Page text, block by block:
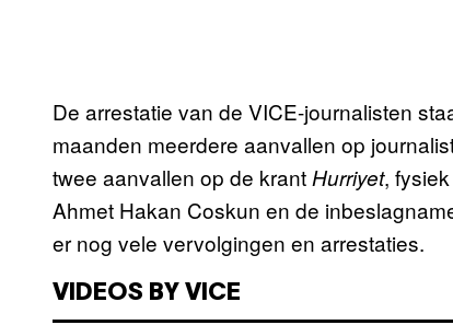
De arrestatie van de VICE-journalisten
maanden meerdere aanvallen op
twee aanvallen op de krantHurriyet,
Ahmet Hakan Coskun en de
er nog vele vervolgingen en arrestaties.
VIDEOS BY VICE